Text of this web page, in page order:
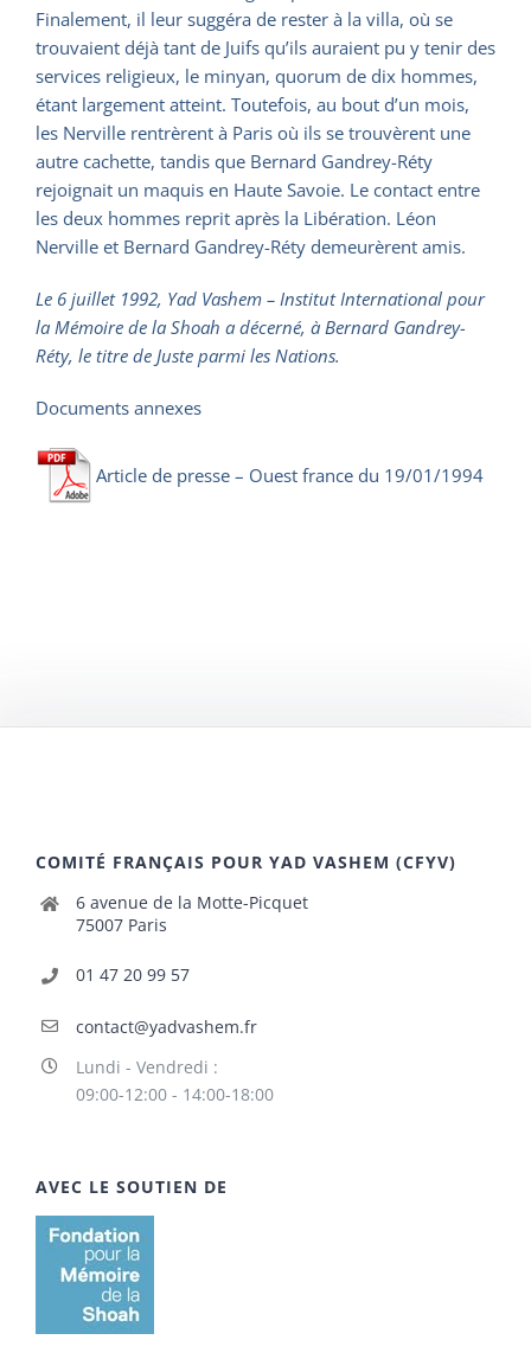
Finalement, il leur suggéra de rester à la villa, où se
trouvaient déjà tant de Juifs qu’ils auraient pu y tenir des
services religieux, le minyan, quorum de dix hommes,
étant largement atteint. Toutefois, au bout d’un mois,
les Nerville rentrèrent à Paris où ils se trouvèrent une
autre cachette, tandis que Bernard Gandrey-Réty
rejoignait un maquis en Haute Savoie. Le contact entre
les deux hommes reprit après la Libération. Léon
Nerville et Bernard Gandrey-Réty demeurèrent amis.
Le 6 juillet 1992, Yad Vashem – Institut International pour
la Mémoire de la Shoah a décerné, à Bernard Gandrey-
Réty, le titre de Juste parmi les Nations.
Documents annexes
Article de presse – Ouest france du 19/01/1994
COMITÉ FRANÇAIS POUR YAD VASHEM (CFYV)
6 avenue de la Motte-Picquet
75007 Paris
01 47 20 99 57
contact@yadvashem.fr
Lundi - Vendredi :
09:00-12:00 - 14:00-18:00
AVEC LE SOUTIEN DE